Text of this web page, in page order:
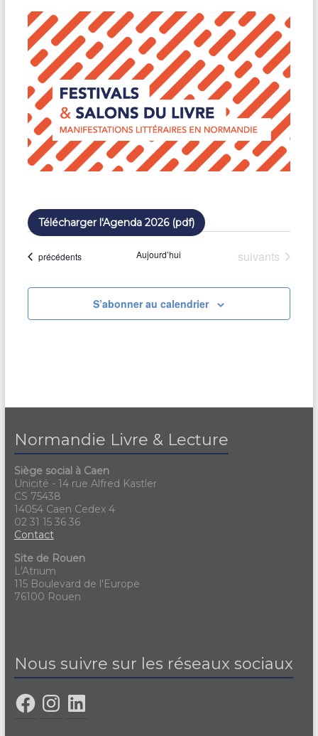
e
d
a
t
.
Télécharger l'Agenda 2026 (pdf)
Évènements
précédents Aujourd’hui Évènements
suivants
S’abonner au calendrier
Normandie Livre & Lecture
Siège social à Caen
Unicité - 14 rue Alfred Kastler
CS 75438
14054 Caen Cedex 4
02 31 15 36 36
Contact
Site de Rouen
L'Atrium
115 Boulevard de l'Europe
76100 Rouen
Nous suivre sur les réseaux sociaux